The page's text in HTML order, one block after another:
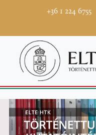
+36 1 224 6755